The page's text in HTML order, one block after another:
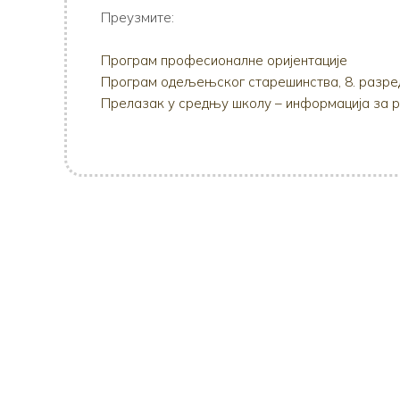
Преузмите:
Програм професионалне оријентације
Програм одељењског старешинства, 8.
Прелазак у средњу школу – информација за